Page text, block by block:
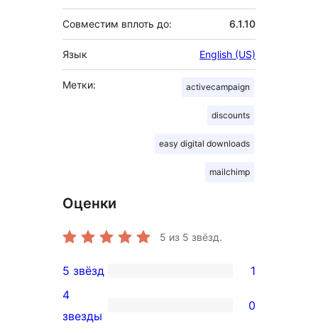
Совместим вплоть до: 6.1.10
Язык English (US)
Метки: activecampaign
discounts
easy digital downloads
mailchimp
Оценки
5 из 5 звёзд.
1
5-
звездный
5 звёзд 1
0
4
звезды
0